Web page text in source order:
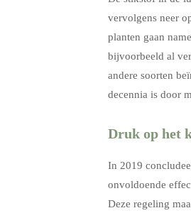
vervolgens neer
planten gaan
bijvoorbeeld al
andere soorten
decennia is door
Druk op het
In 2019
onvoldoende
Deze regeling